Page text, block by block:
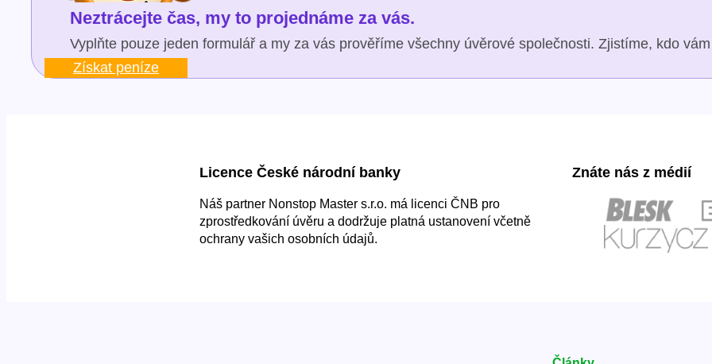
Neztrácejte čas, my to projednáme za vás.
Vyplňte pouze jeden formulář a my za vás prověříme všechny úvěrové společnosti. Zjistíme, kdo
Získat peníze
Licence České národní banky
Náš partner Nonstop Master s.r.o. má licenci ČNB pro
zprostředkování úvěru a dodržuje platná ustanovení včetně
ochrany vašich osobních údajů.
Znáte nás z médií